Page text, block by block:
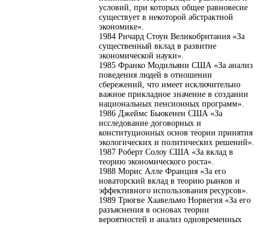
условий, при которых общее равновесие
существует в некоторой абстрактной
экономике».
1984 Ричард Стоун Великобритания «За
существенный вклад в развитие
экономической науки».
1985 Франко Модильяни США «За анализ
поведения людей в отношении
сбережений, что имеет исключительно
важное прикладное значение в создании
национальных пенсионных программ».
1986 Джеймс Бьюкенен США «За
исследование договорных и
конституционных основ теории принятия
экологических и политических решений».
1987 Роберт Солоу США «За вклад в
теорию экономического роста».
1988 Морис Алле Франция «За его
новаторский вклад в теорию рынков и
эффективного использования ресурсов».
1989 Трюгве Хаавельмо Норвегия «За его
разъяснения в основах теории
вероятностей и анализ одновременных